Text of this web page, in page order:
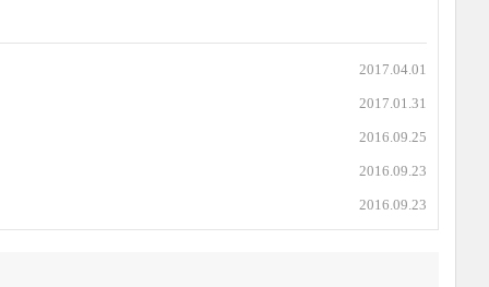
2017.04.01
2017.01.31
2016.09.25
2016.09.23
2016.09.23